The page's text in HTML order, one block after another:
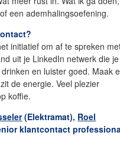
een ademhalingsoefening.
initiatief om af te spreken
uit je LinkedIn netwerk die
en luister goed. Maak
de energie. Veel plezier
koffie.
(Elektramat), Roel
klantcontact